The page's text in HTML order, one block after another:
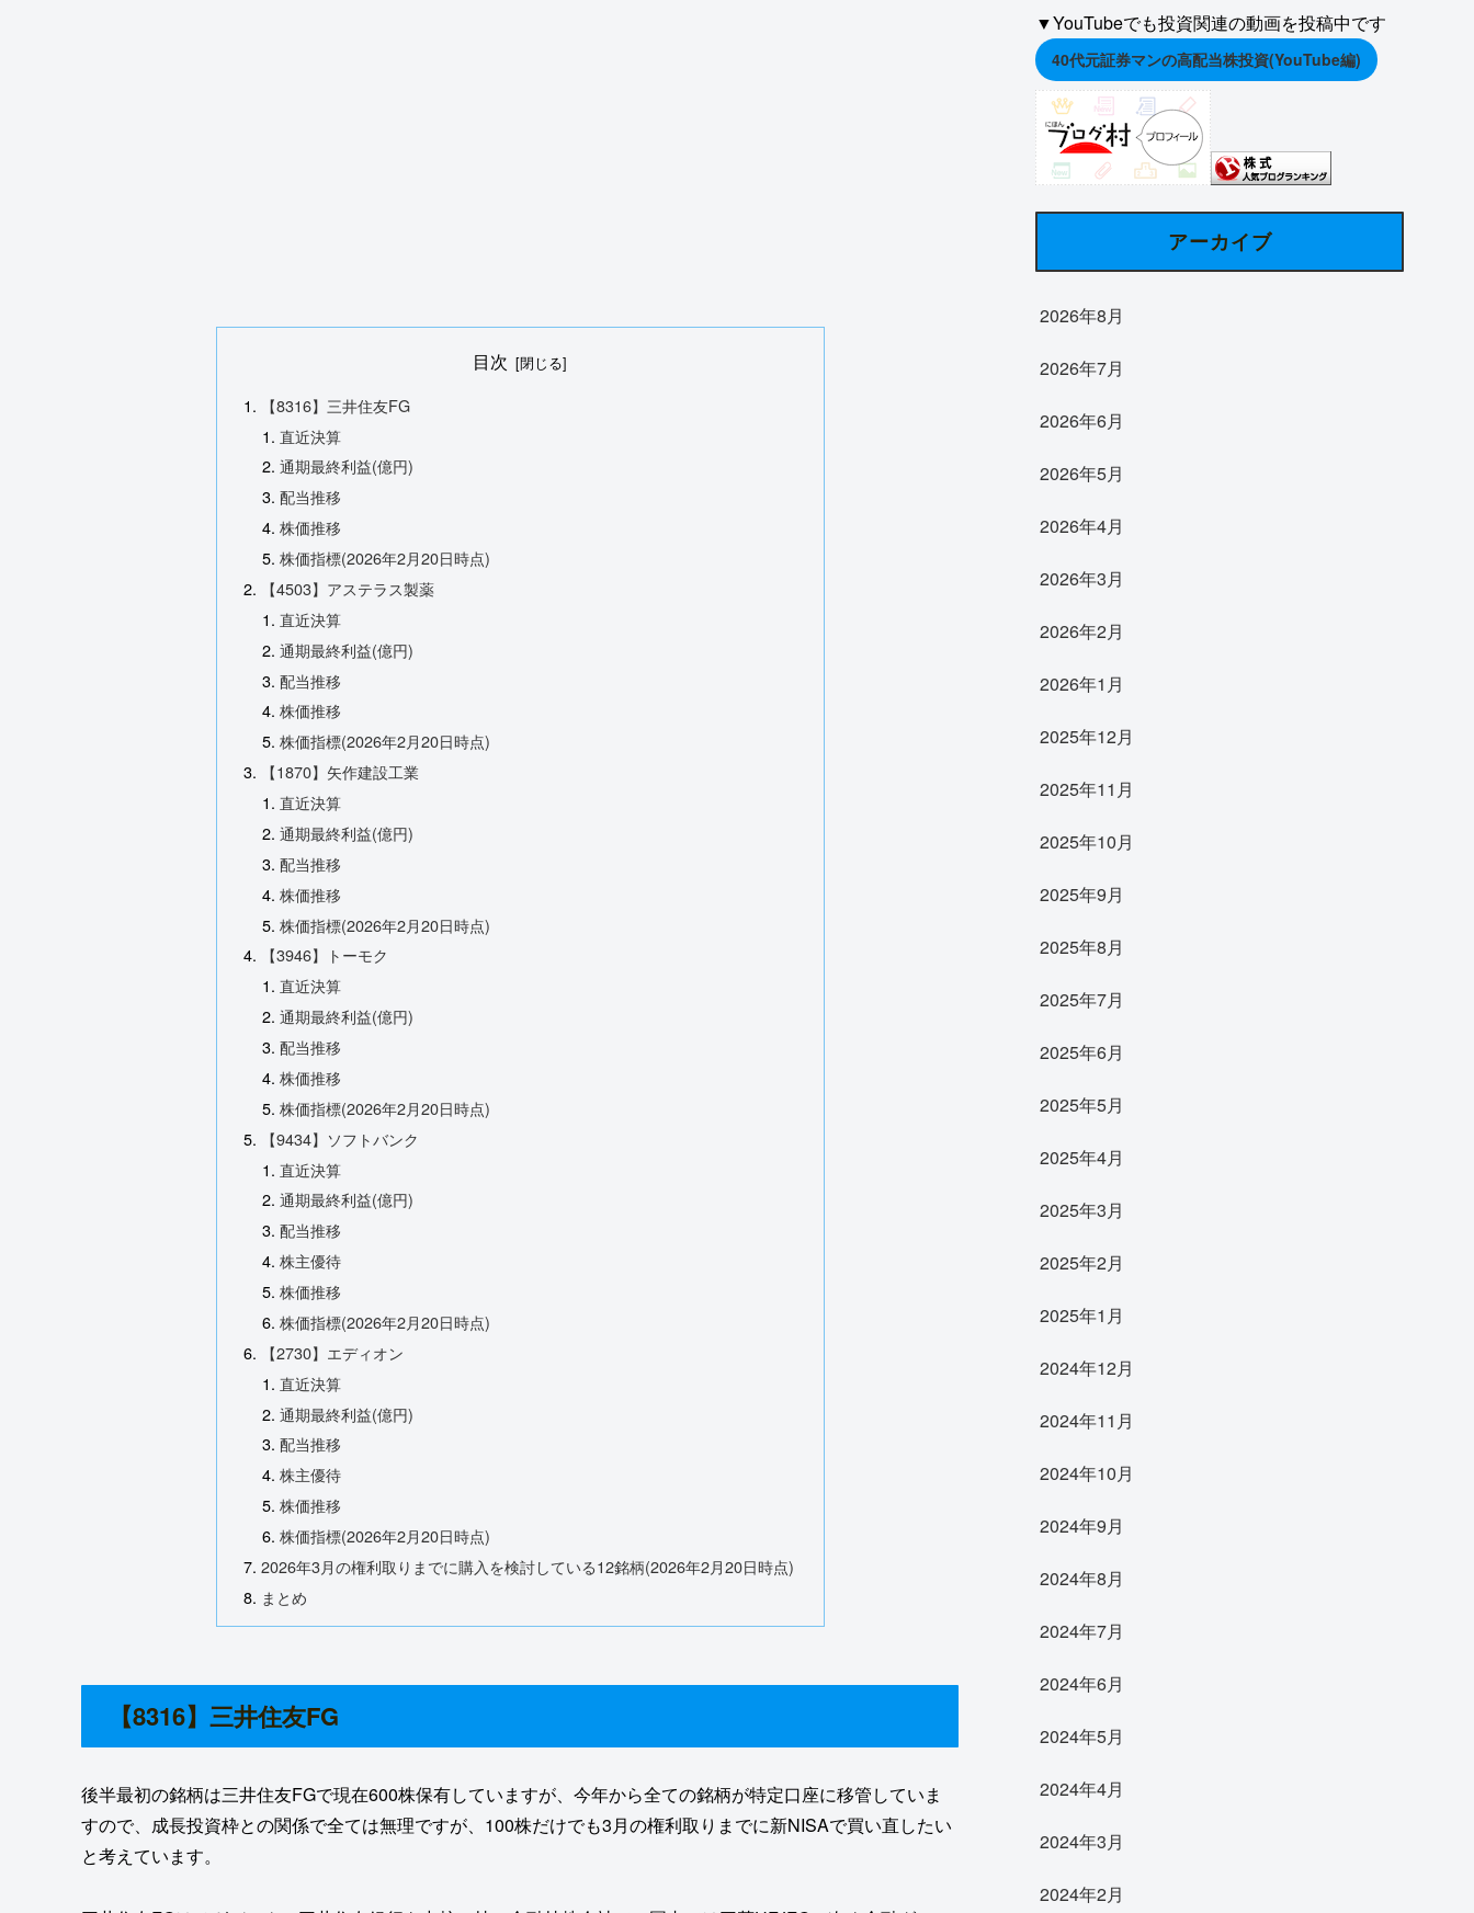
目次
【8316】三井住友FG
直近決算
通期最終利益(億円)
配当推移
株価推移
株価指標(2026年2月20日時点)
【4503】アステラス製薬
直近決算
通期最終利益(億円)
配当推移
株価推移
株価指標(2026年2月20日時点)
【1870】矢作建設工業
直近決算
通期最終利益(億円)
配当推移
株価推移
株価指標(2026年2月20日時点)
【3946】トーモク
直近決算
通期最終利益(億円)
配当推移
株価推移
株価指標(2026年2月20日時点)
【9434】ソフトバンク
直近決算
通期最終利益(億円)
配当推移
株主優待
株価推移
株価指標(2026年2月20日時点)
【2730】エディオン
直近決算
通期最終利益(億円)
配当推移
株主優待
株価推移
株価指標(2026年2月20日時点)
2026年3月の権利取りまでに購入を検討している12銘柄(2026年2月20日時点)
まとめ
【8316】三井住友FG
後半最初の銘柄は三井住友FGで現在600株保有していますが、今年から全ての銘柄が特定口座に移管していま
すので、成長投資枠との関係で全ては無理ですが、100株だけでも3月の権利取りまでに新NISAで買い直したい
と考えています。
▼YouTubeでも投資関連の動画を投稿中です
40代元証券マンの高配当株投資(YouTube編)
アーカイブ
2026年8月
2026年7月
2026年6月
2026年5月
2026年4月
2026年3月
2026年2月
2026年1月
2025年12月
2025年11月
2025年10月
2025年9月
2025年8月
2025年7月
2025年6月
2025年5月
2025年4月
2025年3月
2025年2月
2025年1月
2024年12月
2024年11月
2024年10月
2024年9月
2024年8月
2024年7月
2024年6月
2024年5月
2024年4月
2024年3月
2024年2月